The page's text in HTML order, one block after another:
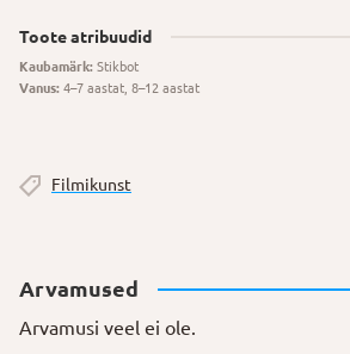
Toote atribuudid
Kaubamärk: Stikbot
Vanus: 4–7 aastat, 8–12 aastat
Filmikunst
Arvamused
Arvamusi veel ei ole.